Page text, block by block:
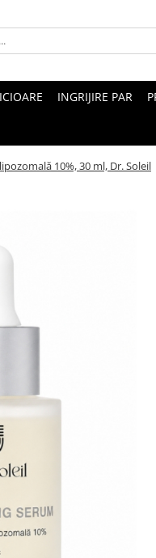
INGRIJIRE PAR
10%, 30 ml, Dr. Soleil